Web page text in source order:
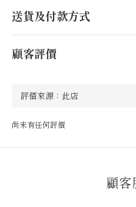
送貨及付款方式
顧客評價
尚未有任何評價
顧客